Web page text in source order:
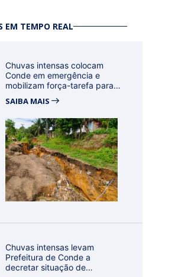
EM TEMPO REAL
Chuvas intensas colocam
Conde em emergência e
mobilizam força-tarefa para
SAIBA MAIS
Chuvas intensas levam
Prefeitura de Conde a
decretar situação de